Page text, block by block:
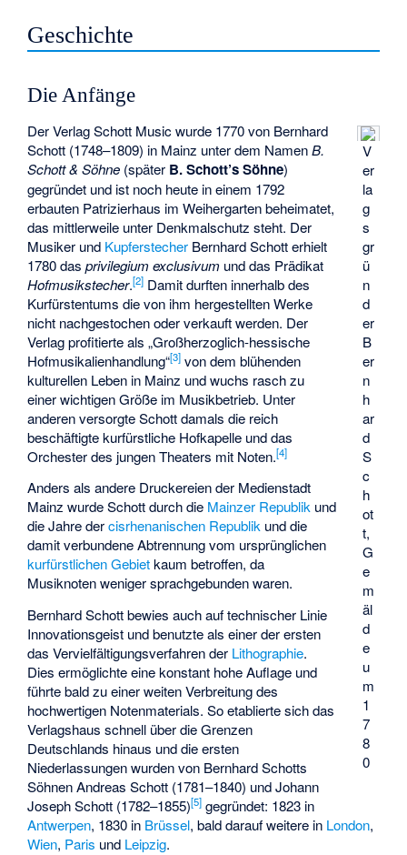
Geschichte
Die Anfänge
V
er
la
g
s
gr
ü
n
d
er
B
er
n
h
ar
d
S
c
h
ot
t,
G
e
m
äl
d
e
u
m
1
7
8
0
Der Verlag Schott Music wurde 1770 von Bernhard
Schott (1748–1809) in Mainz unter dem NamenB.
Schott & Söhne (später B. Schott’s Söhne)
gegründet und ist noch heute in einem 1792
erbauten Patrizierhaus im Weihergarten beheimatet,
das mittlerweile unter Denkmalschutz steht. Der
Musiker und Kupferstecher Bernhard Schott erhielt
1780 dasprivilegium exclusivum und das Prädikat
Hofmusikstecher.[2] Damit durften innerhalb des
Kurfürstentums die von ihm hergestellten Werke
nicht nachgestochen oder verkauft werden. Der
Verlag profitierte als „Großherzoglich-hessische
Hofmusikalienhandlung“[3] von dem blühenden
kulturellen Leben in Mainz und wuchs rasch zu
einer wichtigen Größe im Musikbetrieb. Unter
anderen versorgte Schott damals die reich
beschäftigte kurfürstliche Hofkapelle und das
Orchester des jungen Theaters mit Noten.[4]
Anders als andere Druckereien der Medienstadt
Mainz wurde Schott durch die Mainzer Republik und
die Jahre dercisrhenanischen Republik und die
damit verbundene Abtrennung vom ursprünglichen
kurfürstlichen Gebietkaum betroffen, da
Musiknoten weniger sprachgebunden waren.
Bernhard Schott bewies auch auf technischer Linie
Innovationsgeist und benutzte als einer der ersten
das Vervielfältigungsverfahren der Lithographie.
Dies ermöglichte eine konstant hohe Auflage und
führte bald zu einer weiten Verbreitung des
hochwertigen Notenmaterials. So etablierte sich das
Verlagshaus schnell über die Grenzen
Deutschlands hinaus und die ersten
Niederlassungen wurden von Bernhard Schotts
Söhnen Andreas Schott (1781–1840) und Johann
Joseph Schott (1782–1855)[5] gegründet: 1823 in
Antwerpen, 1830 in Brüssel, bald darauf weitere in London,
Wien, Paris und Leipzig.